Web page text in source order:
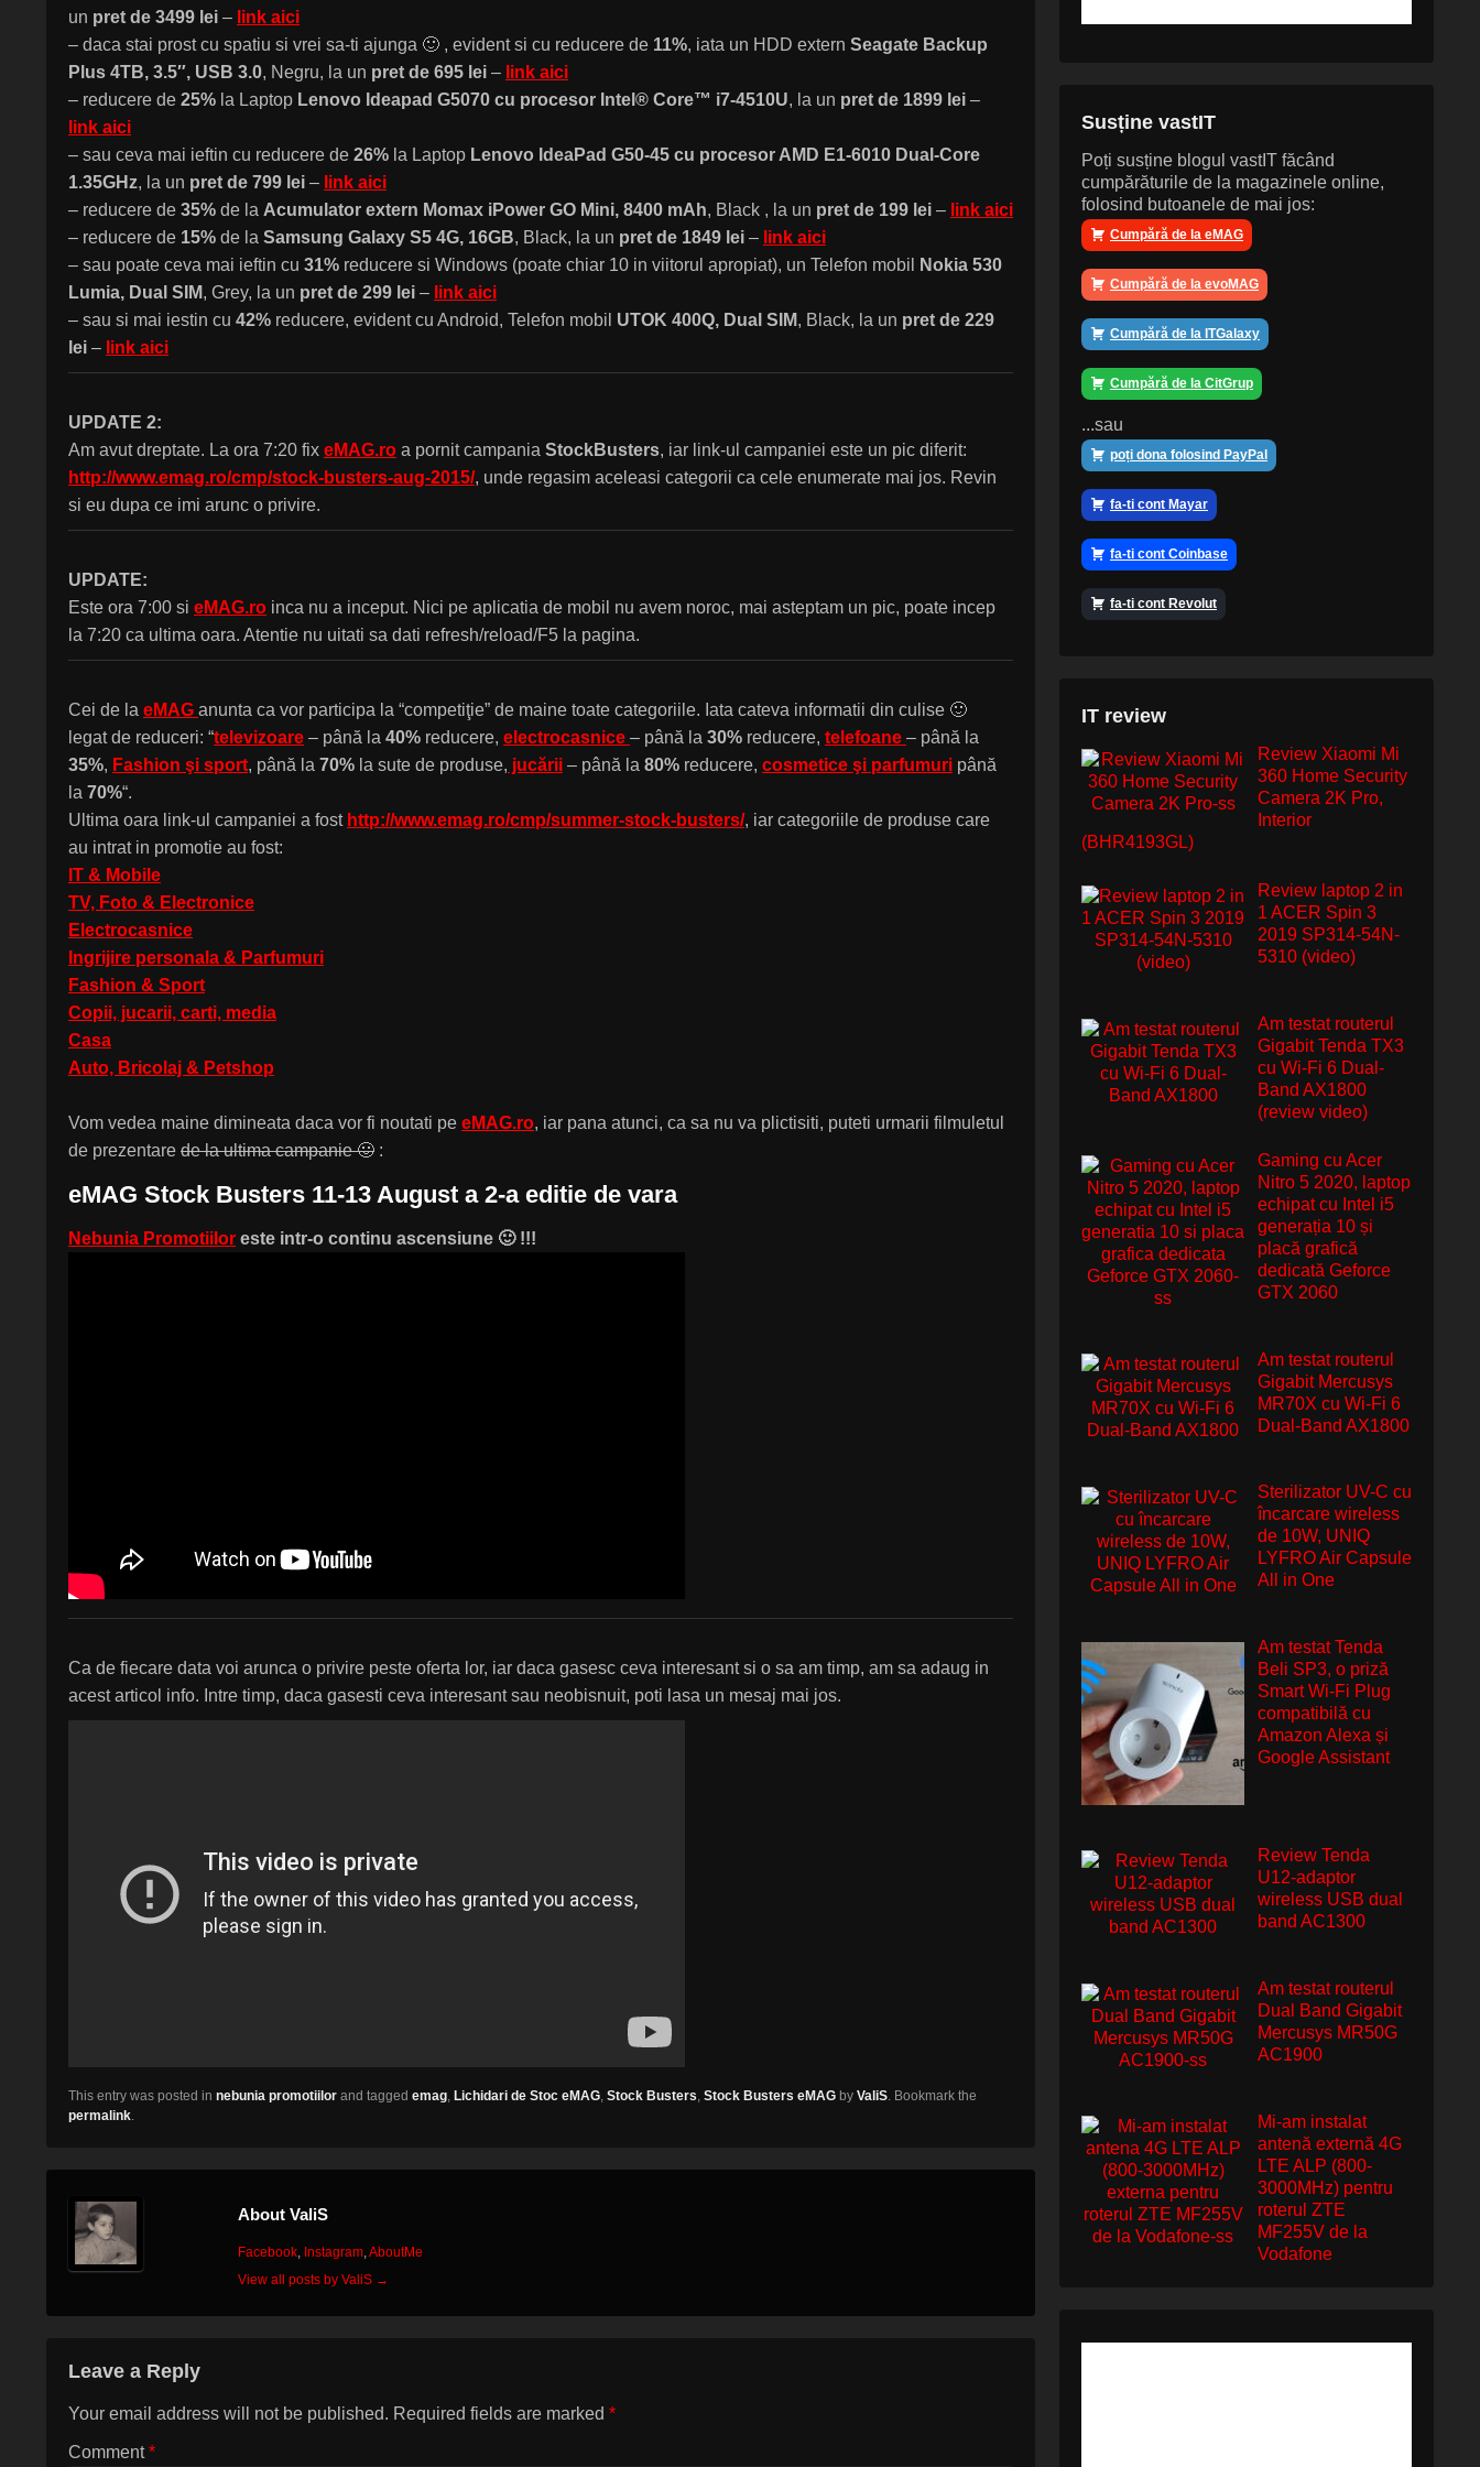
un pret de 3499 lei – link aici
– daca stai prost cu spatiu si vrei sa-ti ajunga 🙂 , evident si cu reducere de 11%, iata un HDD extern Seagate Backup
Plus 4TB, 3.5″, USB 3.0, Negru, la un pret de 695 lei – link aici
– reducere de 25% la Laptop Lenovo Ideapad G5070 cu procesor Intel® Core™ i7-4510U, la un pret de 1899 lei –
link aici
– sau ceva mai ieftin cu reducere de 26% la Laptop Lenovo IdeaPad G50-45 cu procesor AMD E1-6010 Dual-Core
1.35GHz, la un pret de 799 lei – link aici
– reducere de 35% de la Acumulator extern Momax iPower GO Mini, 8400 mAh, Black , la un pret de 199 lei – link aici
– reducere de 15% de la Samsung Galaxy S5 4G, 16GB, Black, la un pret de 1849 lei – link aici
– sau poate ceva mai ieftin cu 31% reducere si Windows (poate chiar 10 in viitorul apropiat), un Telefon mobil
Nokia 530
Lumia, Dual SIM, Grey, la un pret de 299 lei – link aici
– sau si mai iestin cu 42% reducere, evident cu Android, Telefon mobil UTOK 400Q, Dual SIM, Black, la un pret de 229
lei – link aici
UPDATE 2:
Am avut dreptate. La ora 7:20 fix eMAG.ro a pornit campania StockBusters, iar link-ul campaniei este un pic diferit:
http://www.emag.ro/cmp/stock-busters-aug-2015/, unde regasim aceleasi categorii ca cele enumerate mai jos. Revin
si eu dupa ce imi arunc o privire.
UPDATE:
Este ora 7:00 si eMAG.ro inca nu a inceput. Nici pe aplicatia de mobil nu avem noroc, mai asteptam un pic, poate incep
la 7:20 ca ultima oara. Atentie nu uitati sa dati refresh/reload/F5 la pagina.
Cei de la eMAG anunta ca vor participa la “competiţie” de maine toate categoriile. Iata cateva informatii din culise 🙂
legat de reduceri: “televizoare – până la 40% reducere, electrocasnice – până la 30% reducere, telefoane – până la
35%, Fashion şi sport, până la 70% la sute de produse, jucării – până la 80% reducere, cosmetice şi parfumuri până
la 70%“.
Ultima oara link-ul campaniei a fost http://www.emag.ro/cmp/summer-stock-busters/, iar categoriile de produse care
au intrat in promotie au fost:
IT & Mobile
TV, Foto & Electronice
Electrocasnice
Ingrijire personala & Parfumuri
Fashion & Sport
Copii, jucarii, carti, media
Casa
Auto, Bricolaj & Petshop
Vom vedea maine dimineata daca vor fi noutati pe eMAG.ro, iar pana atunci, ca sa nu va plictisiti, puteti urmarii filmuletul
de prezentare de la ultima campanie 🙂 :
eMAG Stock Busters 11-13 August a 2-a editie de vara
Nebunia Promotiilor este intr-o continu ascensiune 🙂 !!!
Ca de fiecare data voi arunca o privire peste oferta lor, iar daca gasesc ceva interesant si o sa am timp, am sa adaug in
acest articol info. Intre timp, daca gasesti ceva interesant sau neobisnuit, poti lasa un mesaj mai jos.
This entry was posted in nebunia promotiilor and tagged emag Lichidari de Stoc eMAG Stock Busters Stock Busters eMAG by ValiS . Bookmark the
permalink
About ValiS
Facebook Instagram ,AboutMe
View all posts by ValiS →
Leave a Reply
Your email address will not be published. Required fields are marked *
Comment*
Susține vastIT
Poți susține blogul vastIT făcând
cumpărăturile de la magazinele online,
folosind butoanele de mai jos:
Cumpără de la eMAG
Cumpără de la evoMAG
Cumpără de la ITGalaxy
Cumpără de la CitGrup
...sau
poți dona folosind PayPal
fa-ti cont Mayar
fa-ti cont Coinbase
fa-ti cont Revolut
IT review
Review Xiaomi Mi
360 Home Security
Camera 2K Pro,
Interior
(BHR4193GL)
Review laptop 2 in
1 ACER Spin 3
2019 SP314-54N-
5310 (video)
Am testat routerul
Gigabit Tenda TX3
cu Wi-Fi 6 Dual-
Band AX1800
(review video)
Gaming cu Acer
Nitro 5 2020, laptop
echipat cu Intel i5
generația 10 și
placă grafică
dedicată Geforce
GTX 2060
Am testat routerul
Gigabit Mercusys
MR70X cu Wi-Fi 6
Dual-Band AX1800
Sterilizator UV-C cu
încarcare wireless
de 10W, UNIQ
LYFRO Air Capsule
All in One
Am testat Tenda
Beli SP3, o priză
Smart Wi-Fi Plug
compatibilă cu
Amazon Alexa și
Google Assistant
Review Tenda
U12-adaptor
wireless USB dual
band AC1300
Am testat routerul
Dual Band Gigabit
Mercusys MR50G
AC1900
Mi-am instalat
antenă externă 4G
LTE ALP (800-
3000MHz) pentru
roterul ZTE
MF255V de la
Vodafone